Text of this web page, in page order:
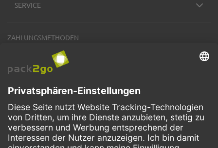
SERVICE
ZAHLUNGSMETHODEN
VERSANDARTEN